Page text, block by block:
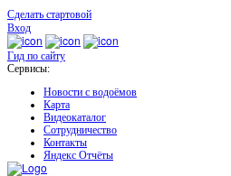
Сделать стартовой
Вход
Гид по сайту
Сервисы:
Новости с водоёмов
Карта
Видеокаталог
Сотрудничество
Контакты
Яндекс Отчёты